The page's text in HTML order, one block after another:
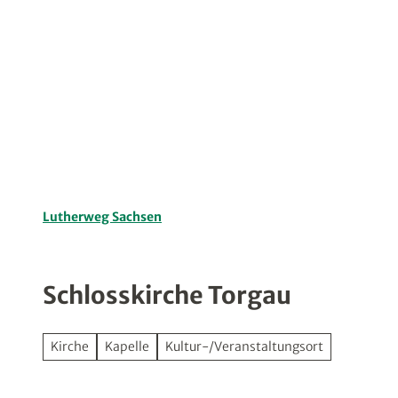
Lutherweg Sachsen
Schlosskirche Torgau
Kirche Kapelle Kultur-/Veranstaltungsort